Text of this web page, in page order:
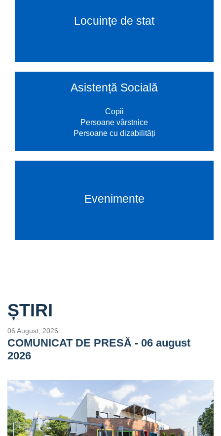
Locuințe de stat
Asistență Socială
Copii
Persoane vârstnice
Persoane cu dizabilități
Evenimente
ȘTIRI
06 August, 2026
COMUNICAT DE PRESĂ - 06 august
2026